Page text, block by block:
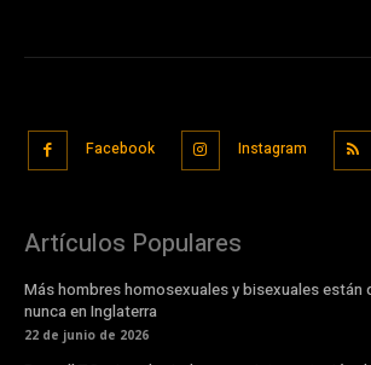
Facebook Instagram
Artículos Populares
Más hombres homosexuales y bisexuales están
nunca en Inglaterra
22 de junio de 2026